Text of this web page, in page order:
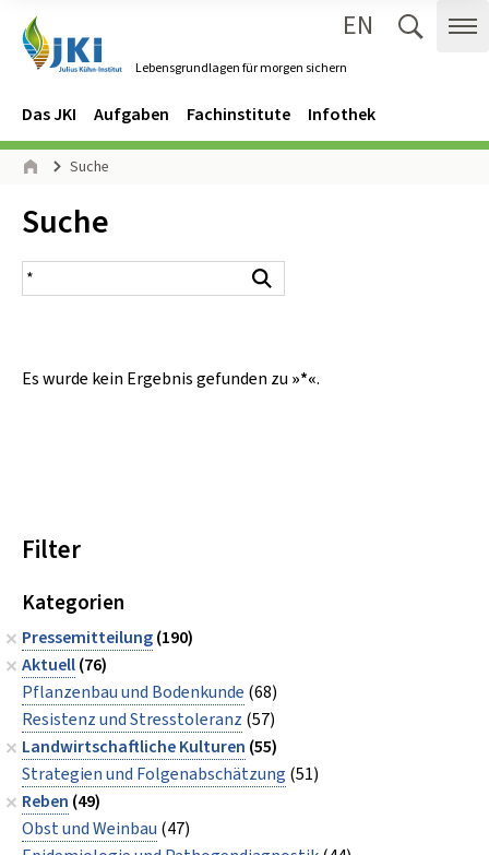
Lebensgrundlagen für morgen sichern
EN
Navigation
Hauptmenü
Das JKI Aufgaben Fachinstitute Infothek
Seitenpfad
Suche
Inhalt:
Suche
Suchergebnis
Es wurde kein Ergebnis gefunden zu »*«.
Filter
Kategorien
Pressemitteilung(190)
Aktuell(76)
Pflanzenbau und Bodenkunde (68)
Resistenz und Stresstoleranz (57)
Landwirtschaftliche Kulturen (55)
Strategien und Folgenabschätzung (51)
Reben (49)
Obst und Weinbau (47)